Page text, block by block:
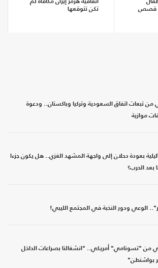
قصص
اتفاقية هرمز إيران مكافأة لم
تكن تتوقعها
من تبعات اتفاق السعودية وتركيا وباكستان.. ودعوة
موازية
بعودة دحلان إلى واجهة المشهد الغزي.. هل يكون جزءا
بعد الحرب؟
الوعي ودور النخبة في المجتمع الليبي!
من "تسونامي" أمريكي.. "انشغالنا بصراعات الداخل
بواشنطن"